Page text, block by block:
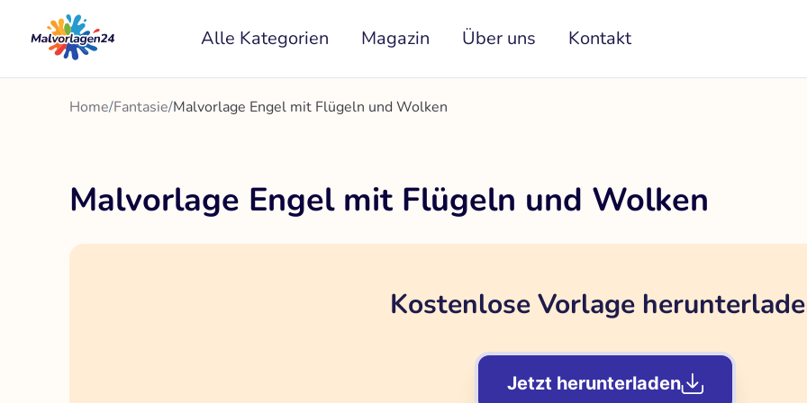
Inhalt
springen
Alle Kategorien Magazin Über uns Kontakt
Home/Fantasie/Malvorlage Engel mit Flügeln und Wolken
Malvorlage Engel mit Flügeln und Wolken
Kostenlose Vorlage
Jetzt herunterladen